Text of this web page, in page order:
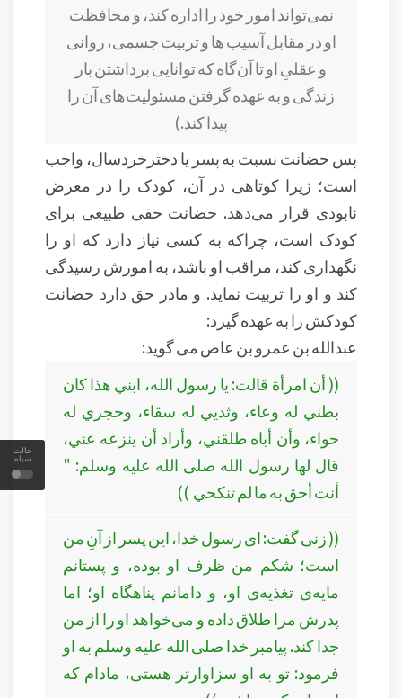
حالت
سیاه
نمی‌تواند امور خود را اداره کند، و محافظت
او در مقابل آسیب ها و تربیت جسمی، روانی
و عقلیِ او تا آن‌گاه که توانایی برداشتن بار
زندگی و به عهده گرفتن مسئولیت‌های آن را
پیدا کند.)
پس حضانت نسبت به پسر یا دخترخردسال، واجب
است؛ زیرا کوتاهی در آن، کودک را در معرض
نابودی قرار می‌دهد. حضانت حقی طبیعی برای
کودک است، چراکه به کسی نیاز دارد که او را
نگهداری کند، مراقب او باشد، به امورش رسیدگی
کند و او را تربیت نماید. و مادر حق دارد حضانت
کودکش را به عهده گیرد:
عبدالله بن عمرو بن عاص می گوید:
(( أن امرأة قالت: يا رسول الله، ابني هذا كان
بطني له وعاء، وثديي له سقاء، وحجري له
حواء، وأن أباه طلقني، وأراد أن ينزعه عني،
قال لها رسول الله صلى الله عليه وسلم: "
أنت أحق به ما لم تنكحي ))
(( زنی گفت: ای رسول خدا، این پسر از آنِ من
است؛ شکم من ظرف او بوده، و پستانم
مایه‌ی تغذیه‌ی او، و دامانم پناهگاه او؛ اما
پدرش مرا طلاق داده و می‌خواهد او را از من
جدا کند. پیامبر خدا صلی الله علیه وسلم به او
فرمود: تو به او سزاوارتر هستی، مادام که